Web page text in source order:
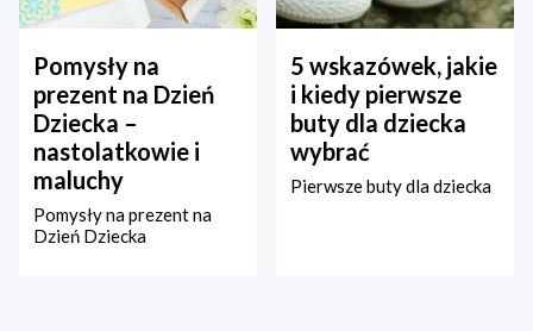
Pomysły na
prezent na Dzień
Dziecka –
nastolatkowie i
maluchy
Pomysły na prezent na
Dzień Dziecka
5 wskazówek, jakie
i kiedy pierwsze
buty dla dziecka
wybrać
Pierwsze buty dla dziecka